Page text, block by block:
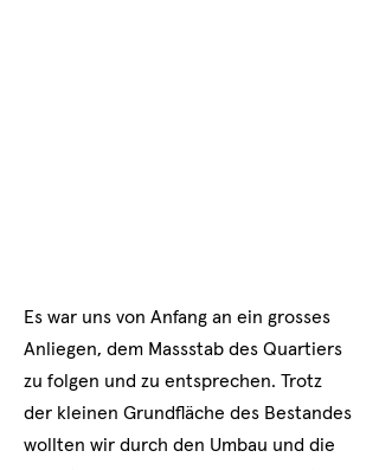
Es war uns von Anfang an ein grosses
Anliegen, dem Massstab des Quartiers
zu folgen und zu entsprechen. Trotz
der kleinen Grundfläche des Bestandes
wollten wir durch den Umbau und die